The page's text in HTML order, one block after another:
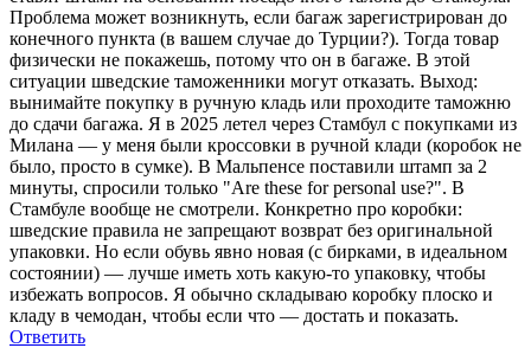
Проблема может возникнуть, если багаж зарегистрирован до
конечного пункта (в вашем случае до Турции?). Тогда товар
физически не покажешь, потому что он в багаже. В этой
ситуации шведские таможенники могут отказать. Выход:
вынимайте покупку в ручную кладь или проходите таможню
до сдачи багажа. Я в 2025 летел через Стамбул с покупками из
Милана — у меня были кроссовки в ручной клади (коробок не
было, просто в сумке). В Мальпенсе поставили штамп за 2
минуты, спросили только "Are these for personal use?". В
Стамбуле вообще не смотрели. Конкретно про коробки:
шведские правила не запрещают возврат без оригинальной
упаковки. Но если обувь явно новая (с бирками, в идеальном
состоянии) — лучше иметь хоть какую-то упаковку, чтобы
избежать вопросов. Я обычно складываю коробку плоско и
кладу в чемодан, чтобы если что — достать и показать.
Ответить